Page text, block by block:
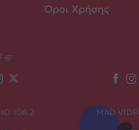
Όροι Χρήσης
106,2 MAD